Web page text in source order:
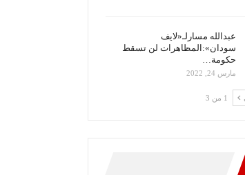
عبدالله مسارلـ«لايف
سودان»:المظاهرات لن تسقط
حكومة…
مارس 24, 2022
1 من 3